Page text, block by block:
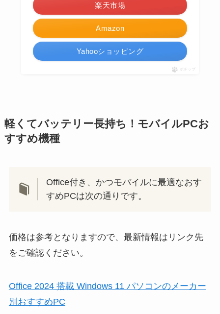
Amazon
楽天市場
Yahooショッピング
ポチップ
軽くてバッテリー長持ち！モバイルPCお
すすめ機種
Office付き、かつモバイルに最適なおす
すめPCは次の通りです。
価格は参考となりますので、最新情報はリンク先
をご確認ください。
Office 2024 搭載 Windows 11 パソコンのメーカー
別おすすめPC